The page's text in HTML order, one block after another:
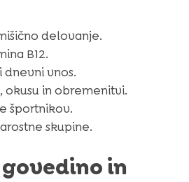
delovanje.
B12.
dnevni vnos.
in obremenitvi.
športnikov.
skupine.
in